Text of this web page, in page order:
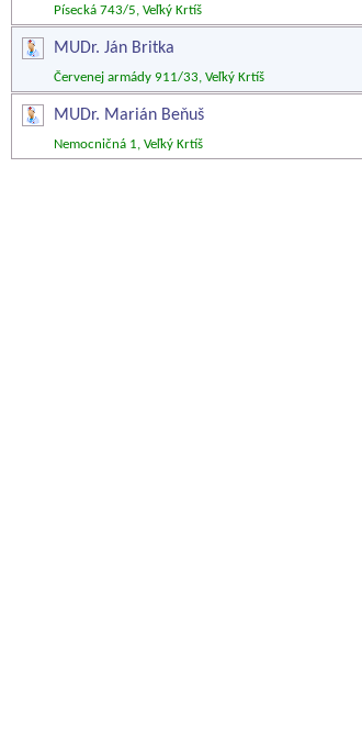
Písecká 743/5, Veľký Krtíš
MUDr. Ján Britka
Červenej armády 911/33, Veľký Krtíš
MUDr. Marián Beňuš
Nemocničná 1, Veľký Krtíš